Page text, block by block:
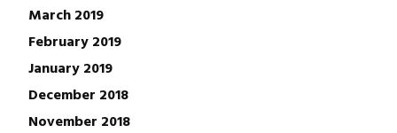
March 2019
February 2019
January 2019
December 2018
November 2018